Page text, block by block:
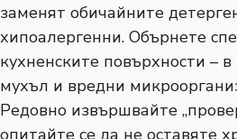
заменят обичайните
хипоалергенни. Обърнете
кухненските повърхности –
мухъл и вредни
Редовно извършвайте
опитайте се да не оставяте